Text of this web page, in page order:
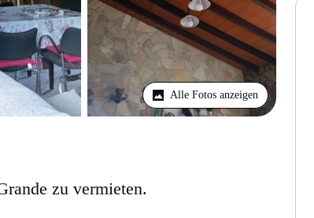
Alle Fotos anzeigen
zu vermieten.